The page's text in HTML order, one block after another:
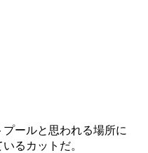
ールと思われる場所に
るカットだ。